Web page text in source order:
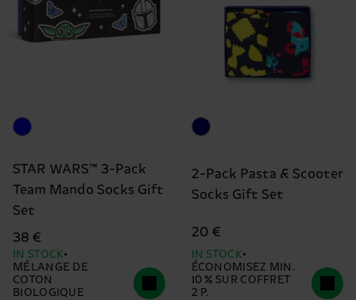
STAR WARS™ 3-Pack
Team Mando Socks Gift
Set
38 €
IN STOCK
MÉLANGE DE
COTON
BIOLOGIQUE
2-Pack Pasta & Scooter
Socks Gift Set
20 €
IN STOCK
ÉCONOMISEZ MIN.
10 % SUR COFFRET
2 P.